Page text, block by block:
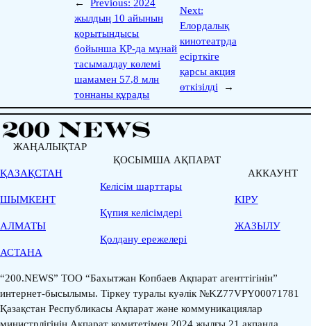
← Previous: 2024
жылдың 10 айының
қорытындысы
бойынша ҚР-да мұнай
тасымалдау көлемі
шамамен 57,8 млн
тоннаны құрады
Next:
Елордалық
кинотеатрда
есірткіге
қарсы акция
өткізілді
→
ЖАҢАЛЫҚТАР
ҚАЗАҚСТАН
ШЫМКЕНТ
АЛМАТЫ
АСТАНА
ҚОСЫМША АҚПАРАТ
Келісім шарттары
Қүпия келісімдері
Қолдану ережелері
АККАУНТ
КІРУ
ЖАЗЫЛУ
“200.NEWS” ТОО “Бахытжан Копбаев Ақпарат агенттігінін”
интернет-бысылымы. Тіркеу туралы куәлік №KZ77VPY00071781
Қазақстан Республикасы Ақпарат және коммуникациялар
министрлігінің Ақпарат комитетімен 2024 жылғы 21 ақпанда